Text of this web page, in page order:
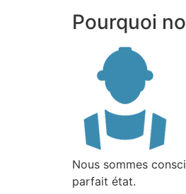
Pourquoi
Nous sommes
parfait état.